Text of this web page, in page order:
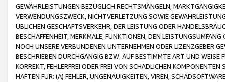
GEWÄHRLEISTUNGEN BEZÜGLICH RECHTSMÄNGELN,
VERWENDUNGSZWECK, NICHTVERLETZUNG SOWIE
ÜBLICHEN GESCHÄFTSVERKEHR, DER LEISTUNG ODER
BESCHAFFENHEIT, MERKMALE, FUNKTIONEN, DEN
NOCH UNSERE VERBUNDENEN UNTERNEHMEN ODER LIZENZGEBER
BESCHRIEBEN DURCHGÄNGIG BZW. AUF BESTIMMTE ART UND
KORREKT, FEHLERFREI ODER FREI VON SCHÄDLICHEN
HAFTEN FÜR: (A) FEHLER, UNGENAUIGKEITEN, VIREN,